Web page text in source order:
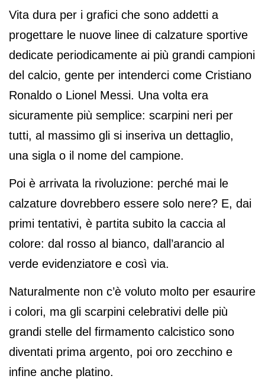
Vita dura per i grafici che sono addetti a
progettare le nuove linee di calzature sportive
dedicate periodicamente ai più grandi campioni
del calcio, gente per intenderci come Cristiano
Ronaldo o Lionel Messi. Una volta era
sicuramente più semplice: scarpini neri per
tutti, al massimo gli si inseriva un dettaglio,
una sigla o il nome del campione.
Poi è arrivata la rivoluzione: perché mai le
calzature dovrebbero essere solo nere? E, dai
primi tentativi, è partita subito la caccia al
colore: dal rosso al bianco, dall’arancio al
verde evidenziatore e così via.
Naturalmente non c’è voluto molto per esaurire
i colori, ma gli scarpini celebrativi delle più
grandi stelle del firmamento calcistico sono
diventati prima argento, poi oro zecchino e
infine anche platino.